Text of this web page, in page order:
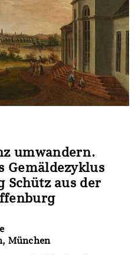
umwandern.
Gemäldezyklus
Schütz aus der
München